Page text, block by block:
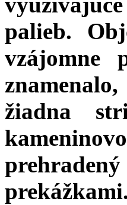
palieb.
vzájomne
žiadna
prekážkami.